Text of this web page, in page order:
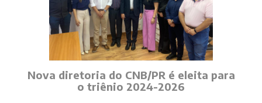
Nova diretoria do CNB/PR é eleita para
o triênio 2024-2026